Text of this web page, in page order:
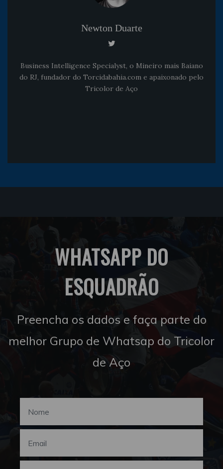
Newton Duarte
Business Intelligence Specialyst, o Mineiro mais Baiano
do RJ, fundador do Torcidabahia.com e apaixonado pelo
Tricolor de Aço
WHATSAPP DO
ESQUADRÃO
Preencha os dados e faça parte do
melhor Grupo de Whatsap do Tricolor
de Aço